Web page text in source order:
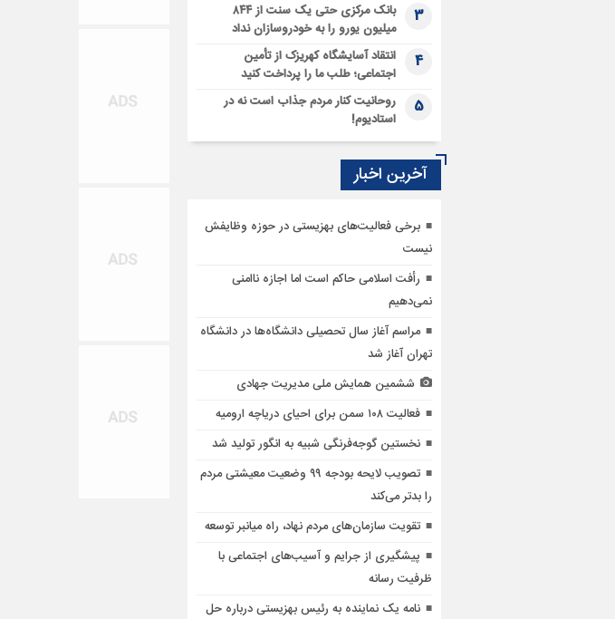
3
بانک مرکزی حتی یک سنت از ۸۴۴
میلیون یورو را به خودروسازان نداد
4
انتقاد آسایشگاه کهریزک از تأمین
اجتماعی؛ طلب ما را پرداخت کنید
5
روحانیت کنار مردم جذاب است نه در
استادیوم!
آخرین اخبار
برخی فعالیت‌های بهزیستی در حوزه وظایفش
نیست
رأفت اسلامی حاکم است اما اجازه ناامنی
نمی‌دهیم
مراسم آغاز سال تحصیلی دانشگاه‌ها در دانشگاه
تهران آغاز شد
ششمین همایش ملی مدیریت جهادی
فعالیت ۱۰۸ سمن برای احیای دریاچه ارومیه
نخستین گوجه‌فرنگی شبیه به انگور تولید شد
تصویب لایحه بودجه ۹۹ وضعیت معیشتی مردم
را بدتر می‌کند
تقویت سازمان‌های مردم نهاد، راه‌ میانبر توسعه
پیشگیری از جرایم و آسیب‌های اجتماعی با
ظرفیت رسانه‌
نامه یک نماینده به رئیس بهزیستی درباره حل